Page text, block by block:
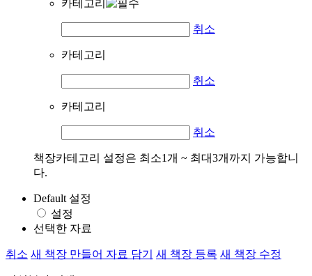
카테고리
취소
카테고리
취소
카테고리
취소
책장카테고리 설정은 최소1개 ~ 최대3개까지 가능합니
다.
Default 설정
설정
선택한 자료
취소 새 책장 만들어 자료 담기 새 책장 등록 새 책장 수정